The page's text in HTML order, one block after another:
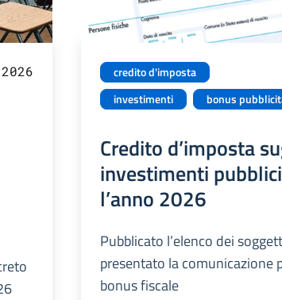
credito d'imposta
investimenti
bonus
Credito d’imposta
investimenti
l’anno 2026
Pubblicato l’elenco dei
presentato la comunicazione
bonus fiscale